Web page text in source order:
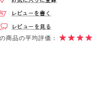
商品の平均評価：